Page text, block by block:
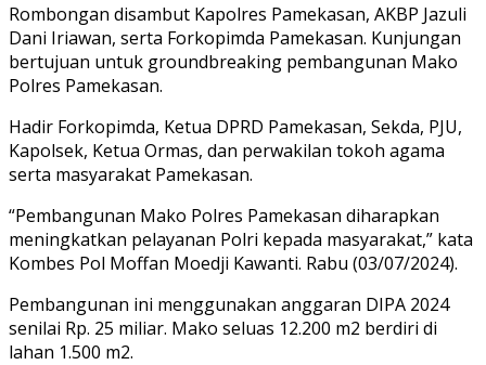
Rombongan disambut Kapolres Pamekasan, AKBP Jazuli
Dani Iriawan, serta Forkopimda Pamekasan. Kunjungan
bertujuan untuk groundbreaking pembangunan Mako
Polres Pamekasan.
Hadir Forkopimda, Ketua DPRD Pamekasan, Sekda, PJU,
Kapolsek, Ketua Ormas, dan perwakilan tokoh agama
serta masyarakat Pamekasan.
“Pembangunan Mako Polres Pamekasan diharapkan
meningkatkan pelayanan Polri kepada masyarakat,” kata
Kombes Pol Moffan Moedji Kawanti. Rabu (03/07/2024).
Pembangunan ini menggunakan anggaran DIPA 2024
senilai Rp. 25 miliar. Mako seluas 12.200 m2 berdiri di
lahan 1.500 m2.